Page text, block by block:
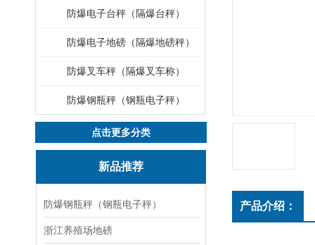
防爆电子台秤（隔爆台秤）
防爆电子地磅（隔爆地磅秤）
防爆叉车秤（隔爆叉车称）
防爆钢瓶秤（钢瓶电子秤）
点击更多分类
新品推荐
防爆钢瓶秤（钢瓶电子秤）
浙江养殖场地磅
产品介绍：